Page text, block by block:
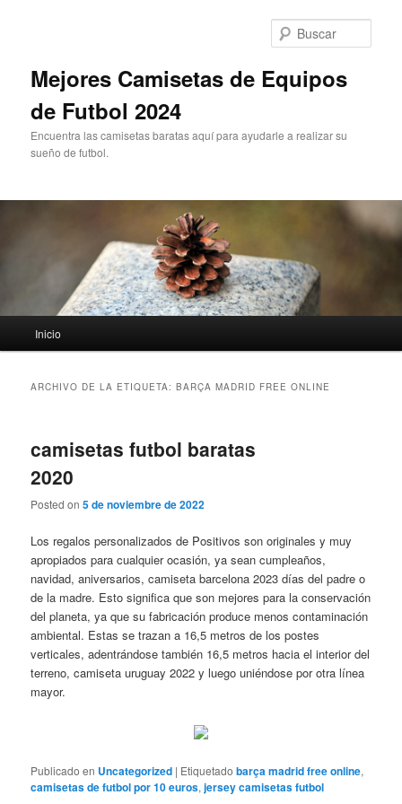
Mejores Camisetas de Equipos
de Futbol 2024
Encuentra las camisetas baratas aquí para ayudarle a realizar su
sueño de futbol.
principal
Inicio
ARCHIVO DE LA ETIQUETA:BARÇA MADRID FREE ONLINE
camisetas futbol baratas
2020
Posted on5 de noviembre de 2022
Los regalos personalizados de Positivos son originales y muy
apropiados para cualquier ocasión, ya sean cumpleaños,
navidad, aniversarios, camiseta barcelona 2023 días del padre o
de la madre. Esto significa que son mejores para la conservación
del planeta, ya que su fabricación produce menos contaminación
ambiental. Estas se trazan a 16,5 metros de los postes
verticales, adentrándose también 16,5 metros hacia el interior del
terreno, camiseta uruguay 2022 y luego uniéndose por otra línea
mayor.
Publicado en Uncategorized | Etiquetado barça madrid free online,
camisetas de futbol por 10 euros,jersey camisetas futbol